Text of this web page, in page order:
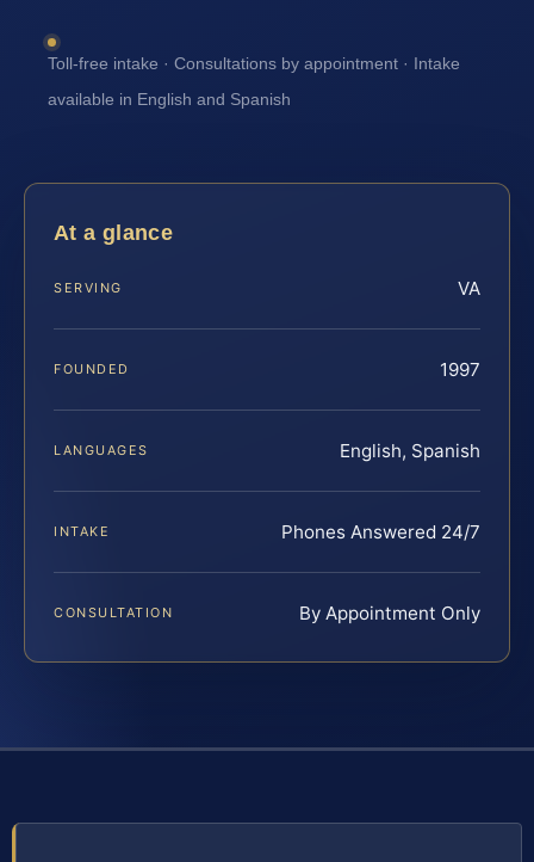
Toll-free intake · Consultations by appointment · Intake
available in English and Spanish
At a glance
SERVING VA
FOUNDED 1997
LANGUAGES English, Spanish
INTAKE Phones Answered 24/7
CONSULTATION By Appointment Only